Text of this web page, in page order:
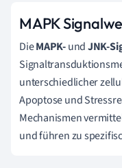
MAPK
DieMAPK-undJNK-
unterschiedlicher
Apoptose und
Mechanismen
und führen zu